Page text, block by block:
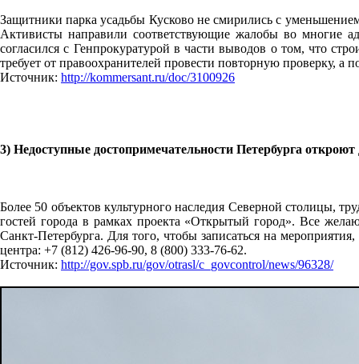
Защитники парка усадьбы Кусково не смирились с
Активисты направили соответствующие жалобы во многие
согласился с Генпрокуратурой в части выводов о том, что
требует от правоохранителей провести повторную проверку, а
Источник: http://kommersant.ru/doc/3100926
3) Недоступные достопримечательности Петербурга откроют
Более 50 объектов культурного наследия Северной столицы,
гостей города в рамках проекта «Открытый город». Все
Санкт-Петербурга. Для того, чтобы записаться на
центра: +7 (812) 426-96-90, 8 (800) 333-76-62.
Источник: http://gov.spb.ru/gov/otrasl/c_govcontrol/news/96328/